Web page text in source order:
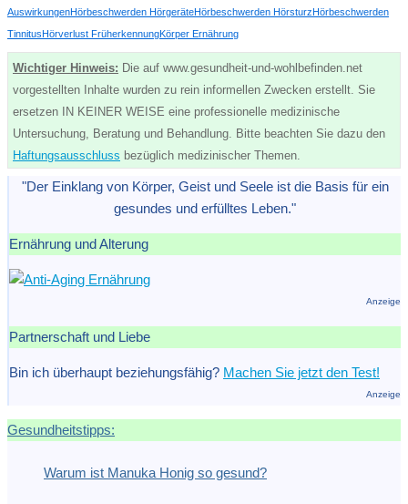
AuswirkungenHörbeschwerden HörgeräteHörbeschwerden HörsturzHörbeschwerden
TinnitusHörverlust FrüherkennungKörper Ernährung
Wichtiger Hinweis: Die auf www.gesundheit-und-wohlbefinden.net
vorgestellten Inhalte wurden zu rein informellen Zwecken erstellt. Sie
ersetzen IN KEINER WEISE eine professionelle medizinische
Untersuchung, Beratung und Behandlung. Bitte beachten Sie dazu den
Haftungsausschluss bezüglich medizinischer Themen.
"Der Einklang von Körper, Geist und Seele ist die Basis für ein
gesundes und erfülltes Leben."
Ernährung und Alterung
Anzeige
Partnerschaft und Liebe
Bin ich überhaupt beziehungsfähig? Machen Sie jetzt den Test!
Anzeige
Gesundheitstipps:
Warum ist Manuka Honig so gesund?